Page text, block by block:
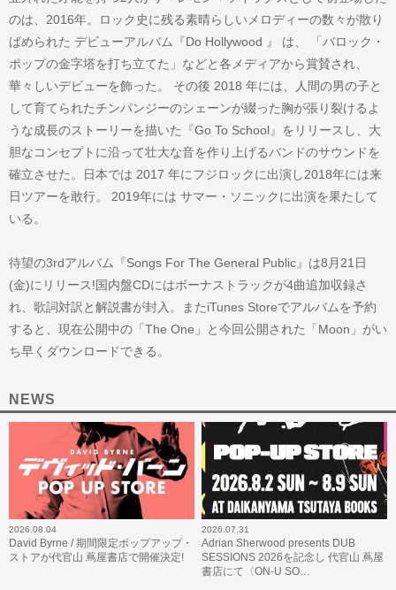
のは、2016年。ロック史に残る素晴らしいメロディーの数々が散り
ばめられた デビューアルバム『Do Hollywood 』 は、 「バロック・
ポップの金字塔を打ち立てた」などと各メディアから賞賛され、
華々しいデビューを飾った。 その後 2018 年には、人間の男の子と
して育てられたチンパンジーのシェーンが綴った胸が張り裂けるよ
うな成長のストーリーを描いた『Go To School』をリリースし、大
胆なコンセプトに沿って壮大な音を作り上げるバンドのサウンドを
確立させた。日本では 2017 年にフジロックに出演し2018年には来
日ツアーを敢行。 2019年には サマー・ソニックに出演を果たして
いる。
待望の3rdアルバム『Songs For The General Public』は8月21日
(金)にリリース!国内盤CDにはボーナストラックが4曲追加収録さ
れ、歌詞対訳と解説書が封入。またiTunes Storeでアルバムを予約
すると、現在公開中の「The One」と今回公開された「Moon」がい
ち早くダウンロードできる。
NEWS
2026.08.04
David Byrne / 期間限定ポップアップ・
ストアが代官山 蔦屋書店で開催決定!
2026.07.31
Adrian Sherwood presents DUB
SESSIONS 2026を記念し 代官山 蔦屋
書店にて〈ON-U SO…